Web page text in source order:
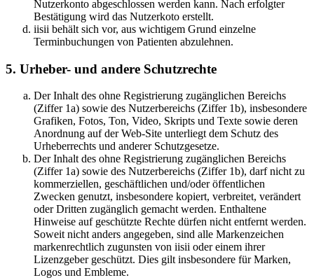
Nutzerkonto abgeschlossen werden kann. Nach erfolgter
Bestätigung wird das Nutzerkoto erstellt.
iisii behält sich vor, aus wichtigem Grund einzelne
Terminbuchungen von Patienten abzulehnen.
5. Urheber- und andere Schutzrechte
Der Inhalt des ohne Registrierung zugänglichen Bereichs
(Ziffer 1a) sowie des Nutzerbereichs (Ziffer 1b), insbesondere
Grafiken, Fotos, Ton, Video, Skripts und Texte sowie deren
Anordnung auf der Web-Site unterliegt dem Schutz des
Urheberrechts und anderer Schutzgesetze.
Der Inhalt des ohne Registrierung zugänglichen Bereichs
(Ziffer 1a) sowie des Nutzerbereichs (Ziffer 1b), darf nicht zu
kommerziellen, geschäftlichen und/oder öffentlichen
Zwecken genutzt, insbesondere kopiert, verbreitet, verändert
oder Dritten zugänglich gemacht werden. Enthaltene
Hinweise auf geschützte Rechte dürfen nicht entfernt werden.
Soweit nicht anders angegeben, sind alle Markenzeichen
markenrechtlich zugunsten von iisii oder einem ihrer
Lizenzgeber geschützt. Dies gilt insbesondere für Marken,
Logos und Embleme.